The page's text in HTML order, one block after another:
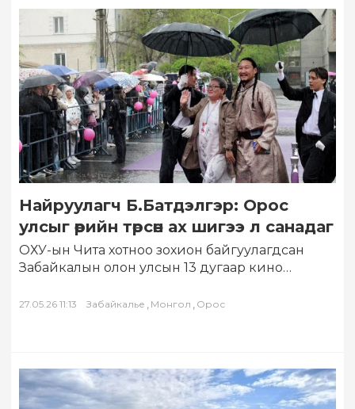
Найруулагч Б.Батдэлгэр: Орос
улсыг өөрийн төрсөн ах шигээ л санадаг
ОХУ-ын Чита хотноо зохион байгуулагдсан
Забайкалын олон улсын 13 дугаар кино
амжилттай оролцоод ирлээ….
27.05.26 11:13 Забайкалье , Монгол , Орос